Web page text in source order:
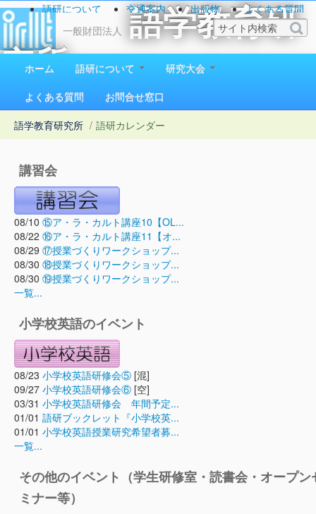
一般財団法人
語学教育研
究所
1923（大正12）年創立
語研について 交通案内 出版物
よくある質問
お問い合わせ
ホーム 語研について
研究大会
よくある質問
お問合せ窓口
語学教育研究所 / 語研カレンダー
講習会
08/10 ⑮ア・ラ・カルト講座10【OL...
08/22 ⑯ア・ラ・カルト講座11【オ...
08/29 ⑰授業づくりワークショップ...
08/30 ⑱授業づくりワークショップ...
08/30 ⑲授業づくりワークショップ...
一覧...
小学校英語のイベント
08/23 小学校英語研修会⑤ [混]
09/27 小学校英語研修会⑥ [空]
03/31 小学校英語研修会 年間予定...
01/01 語研ブックレット『小学校英...
01/01 小学校英語授業研究希望者募...
一覧...
その他のイベント（学生研修室・読書会・オープン
ミナー等）